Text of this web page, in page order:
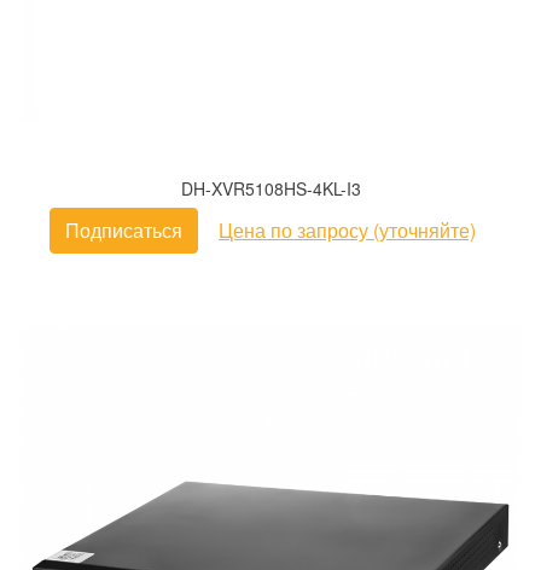
DH-XVR5108HS-4KL-I3
Подписаться Цена по запросу (уточняйте)